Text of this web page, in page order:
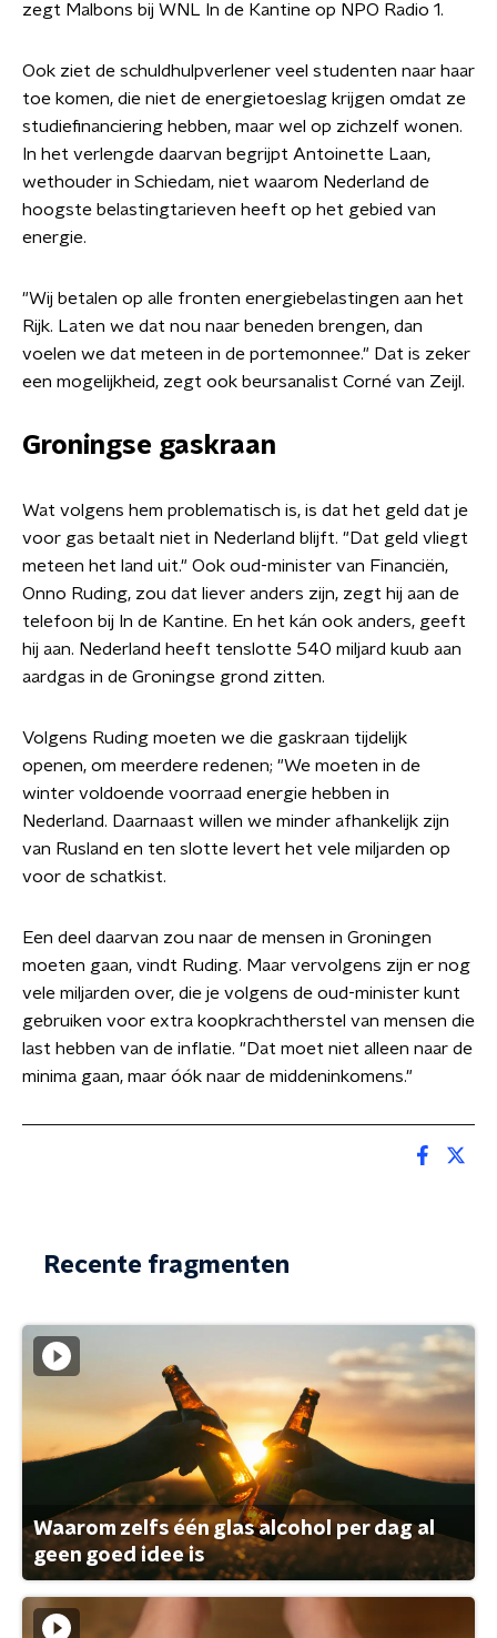
zegt Malbons bij WNL In de Kantine op NPO Radio 1.
Ook ziet de schuldhulpverlener veel studenten naar haar
toe komen, die niet de energietoeslag krijgen omdat ze
studiefinanciering hebben, maar wel op zichzelf wonen.
In het verlengde daarvan begrijpt Antoinette Laan,
wethouder in Schiedam, niet waarom Nederland de
hoogste belastingtarieven heeft op het gebied van
energie.
"Wij betalen op alle fronten energiebelastingen aan het
Rijk. Laten we dat nou naar beneden brengen, dan
voelen we dat meteen in de portemonnee." Dat is zeker
een mogelijkheid, zegt ook beursanalist Corné van Zeijl.
Groningse gaskraan
Wat volgens hem problematisch is, is dat het geld dat je
voor gas betaalt niet in Nederland blijft. "Dat geld vliegt
meteen het land uit." Ook oud-minister van Financiën,
Onno Ruding, zou dat liever anders zijn, zegt hij aan de
telefoon bij In de Kantine. En het kán ook anders, geeft
hij aan. Nederland heeft tenslotte 540 miljard kuub aan
aardgas in de Groningse grond zitten.
Volgens Ruding moeten we die gaskraan tijdelijk
openen, om meerdere redenen; "We moeten in de
winter voldoende voorraad energie hebben in
Nederland. Daarnaast willen we minder afhankelijk zijn
van Rusland en ten slotte levert het vele miljarden op
voor de schatkist.
Een deel daarvan zou naar de mensen in Groningen
moeten gaan, vindt Ruding. Maar vervolgens zijn er nog
vele miljarden over, die je volgens de oud-minister kunt
gebruiken voor extra koopkrachtherstel van mensen die
last hebben van de inflatie. "Dat moet niet alleen naar de
minima gaan, maar óók naar de middeninkomens."
Recente fragmenten
Waarom zelfs één glas alcohol per dag al
geen goed idee is